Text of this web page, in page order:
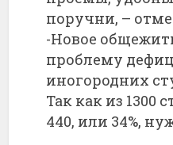
поручни, –
-Новое
проблему
иногородних
Так как из 1300
440, или 34%,